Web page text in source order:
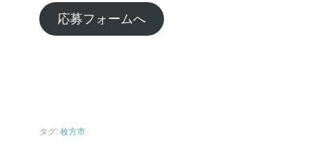
応募フォームへ
タグ: 枚方市